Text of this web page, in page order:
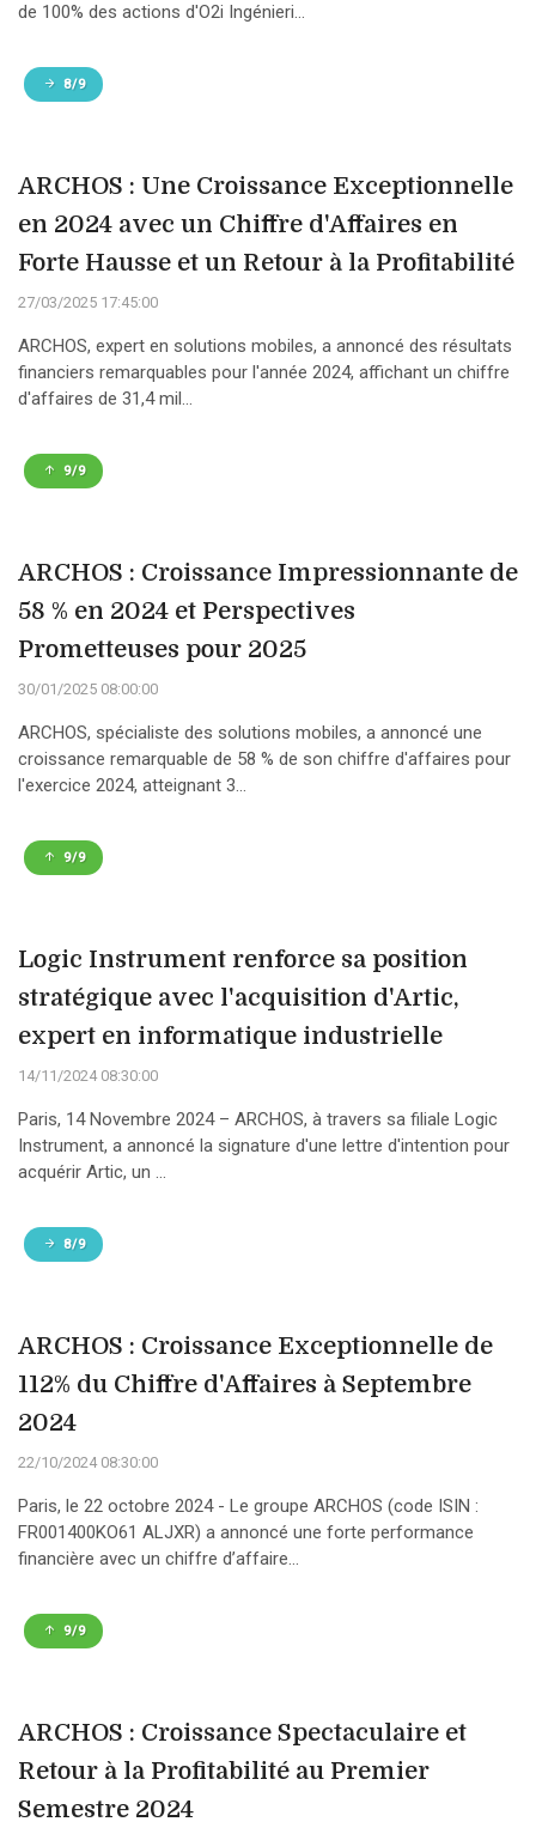
de 100% des actions d'O2i Ingénieri...
8/9
ARCHOS : Une Croissance Exceptionnelle
en 2024 avec un Chiffre d'Affaires en
Forte Hausse et un Retour à la Profitabilité
27/03/2025 17:45:00
ARCHOS, expert en solutions mobiles, a annoncé des résultats
financiers remarquables pour l'année 2024, affichant un chiffre
d'affaires de 31,4 mil...
9/9
ARCHOS : Croissance Impressionnante de
58 % en 2024 et Perspectives
Prometteuses pour 2025
30/01/2025 08:00:00
ARCHOS, spécialiste des solutions mobiles, a annoncé une
croissance remarquable de 58 % de son chiffre d'affaires pour
l'exercice 2024, atteignant 3...
9/9
Logic Instrument renforce sa position
stratégique avec l'acquisition d'Artic,
expert en informatique industrielle
14/11/2024 08:30:00
Paris, 14 Novembre 2024 – ARCHOS, à travers sa filiale Logic
Instrument, a annoncé la signature d'une lettre d'intention pour
acquérir Artic, un ...
8/9
ARCHOS : Croissance Exceptionnelle de
112% du Chiffre d'Affaires à Septembre
2024
22/10/2024 08:30:00
Paris, le 22 octobre 2024 - Le groupe ARCHOS (code ISIN :
FR001400KO61 ALJXR) a annoncé une forte performance
financière avec un chiffre d’affaire...
9/9
ARCHOS : Croissance Spectaculaire et
Retour à la Profitabilité au Premier
Semestre 2024